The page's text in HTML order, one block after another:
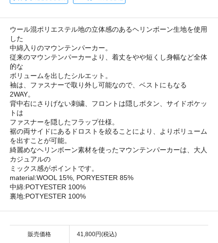
ウール混ポリエステル地の立体感のあるヘリンボーン生地を使用
した
中綿入りのマウンテンパーカー。
従来のマウンテンパーカーより、着丈をやや短くし身幅など全体
的な
ボリュームを出したシルエット。
袖は、ファスナーで取り外し可能なので、ベストにもなる
2WAY。
背中右にさりげない刺繍、フロントは隠しボタン、サイドポケッ
トは
ファスナーを隠したフラップ仕様。
裾の両サイドにあるドロストを絞ることにより、よりボリューム
を出すことが可能。
綺麗めなヘリンボーン素材を使ったマウンテンパーカーは、大人
カジュアルの
ミックス感がポイントです。
material:WOOL 15%, PORYESTER 85%
中綿:POTYESTER 100%
裏地:POTYESTER 100%
販売価格 41,800円(税込)